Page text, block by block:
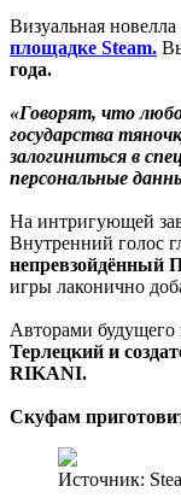
Визуальная новелла
площадке Steam.
года.
«Говорят, что
государства
залогиниться в
персональные
На интригующей
Внутренний голос
непревзойдённый
игры лаконично
Авторами будущего
Терлецкий и
RIKANI.
Скуфам
Источник: